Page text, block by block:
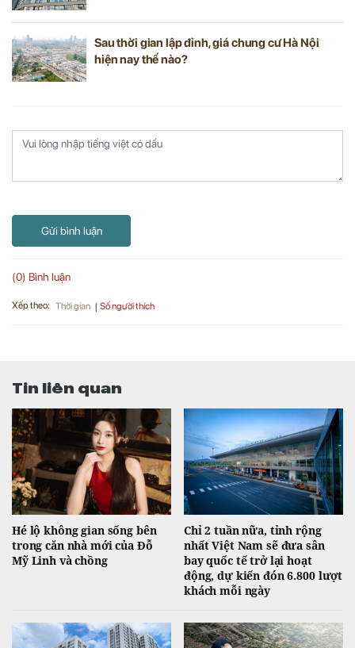
Sau thời gian lập đỉnh, giá chung cư Hà Nội
hiện nay thế nào?
Gửi bình luận
(0) Bình luận
Xếp theo: Thời gian Số người thích
Tin liên quan
Hé lộ không gian sống bên
trong căn nhà mới của Đỗ
Mỹ Linh và chồng
Chỉ 2 tuần nữa, tỉnh rộng
nhất Việt Nam sẽ đưa sân
bay quốc tế trở lại hoạt
động, dự kiến đón 6.800 lượt
khách mỗi ngày